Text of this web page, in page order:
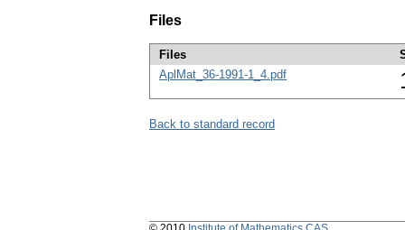
Files
Files
AplMat_36-1991-1_4.pdf
Back to standard record